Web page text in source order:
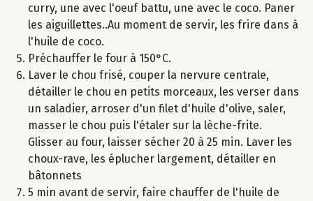
curry, une avec l'oeuf battu, une avec le coco. Paner
les aiguillettes..Au moment de servir, les frire dans à
l'huile de coco.
Préchauffer le four à 150°C.
Laver le chou frisé, couper la nervure centrale,
détailler le chou en petits morceaux, les verser dans
un saladier, arroser d'un filet d'huile d'olive, saler,
masser le chou puis l'étaler sur la lèche-frite.
Glisser au four, laisser sécher 20 à 25 min. Laver les
choux-rave, les éplucher largement, détailler en
bâtonnets
5 min avant de servir, faire chauffer de l'huile de